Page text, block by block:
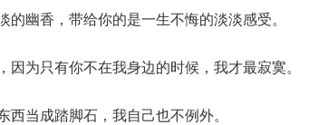
幽香，带给你的是一生不悔的淡淡感受。
为只有你不在我身边的时候，我才最寂寞。
当成踏脚石，我自己也不例外。